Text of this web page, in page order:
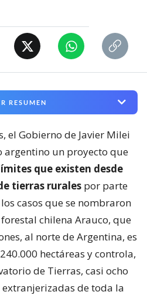
RESUMEN
el Gobierno de Javier Milei
argentino un proyecto que
que existen desde
tierras rurales por parte
casos que se nombraron
chilena Arauco, que
al norte de Argentina, es
hectáreas y controla,
de Tierras, casi ocho
de toda la